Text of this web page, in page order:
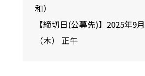
和）
【締切日(公募先)】2025年9
（木） 正午